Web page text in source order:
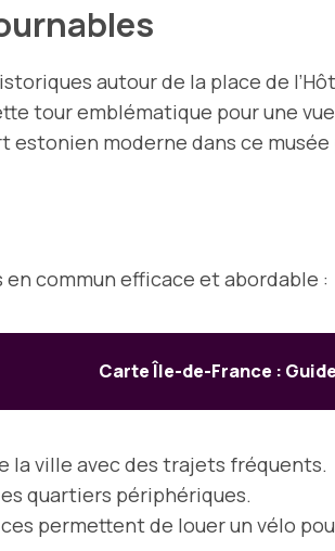
autour de la place de
tour emblématique pour une
estonien moderne dans ce musée
commun efficace et abordable :
Carte Île-de-France :
la ville avec des trajets fréquents.
quartiers périphériques.
permettent de louer un vélo